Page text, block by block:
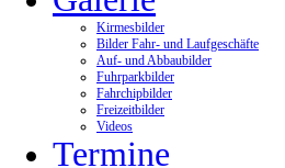
Kirmesbilder
Bilder Fahr- und Laufgeschäfte
Auf- und Abbaubilder
Fuhrparkbilder
Fahrchipbilder
Freizeitbilder
Videos
Termine